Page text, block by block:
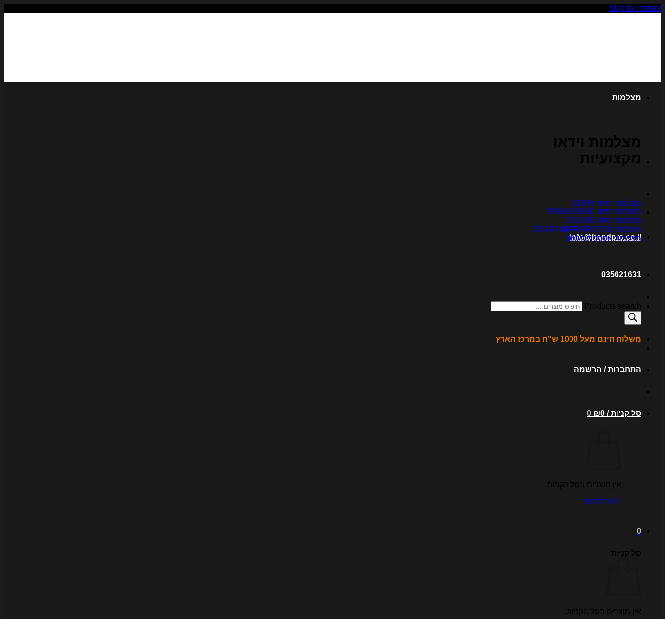
Skip to content
info@bandpro.co.il
035621631
Products search
משלוח חינם מעל 1000 ש"ח במרכז הארץ
התחברות / הרשמה
סל קניות / ₪0
0
אין מוצרים בסל הקניות.
חזור לחנות
0
סל קניות
אין מוצרים בסל הקניות.
מצלמות
מצלמות וידאו
מקצועיות
מצלמות וידאו SONY
מצלמות וידאו PANASONIC
מצלמות וידאו CANON
מצלמות DSLR/ MIRRORLESS
מצלמות אקסטרים/360